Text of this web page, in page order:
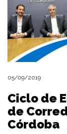
05/09/2019
Ciclo de
de
Córdoba